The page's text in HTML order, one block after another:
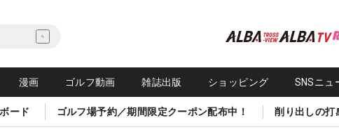
漫画 ゴルフ動画 雑誌出版 ショッピング SNSニュ
ード ゴルフ場予約／期間限定クーポン配布中！ 削り出しの打